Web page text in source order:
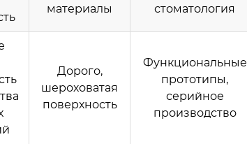
материалы
стоматология
Дорого,
шероховатая
поверхность
Функциональные
прототипы,
серийное
производство